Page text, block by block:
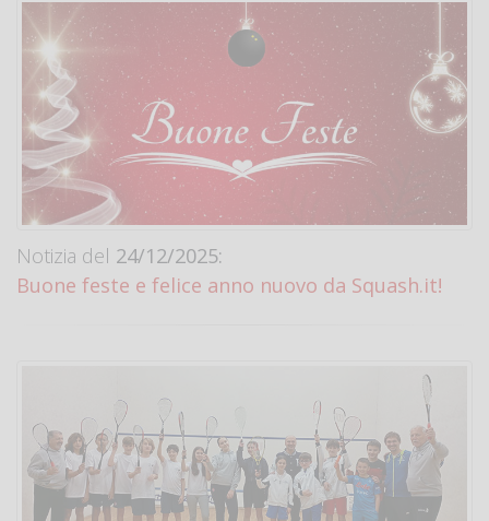
Notizia del 24/12/2025:
Buone feste e felice anno nuovo da Squash.it!